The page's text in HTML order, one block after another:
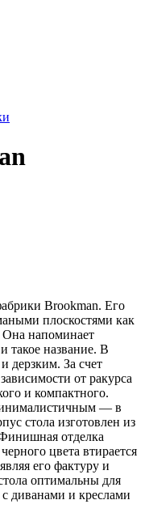
Brookman. Его
плоскостями как
Она напоминает
такое название. В
дерзким. За счет
от ракурса
и компактного.
— в
стола изготовлен из
отделка
цвета втирается
его фактуру и
оптимальны для
диванами и креслами